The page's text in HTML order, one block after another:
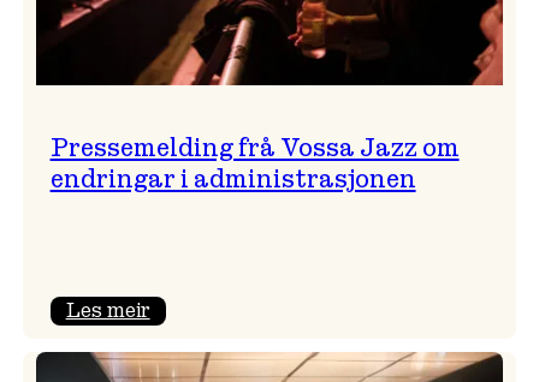
Pressemelding frå Vossa Jazz om
endringar i administrasjonen
Les meir:
frå